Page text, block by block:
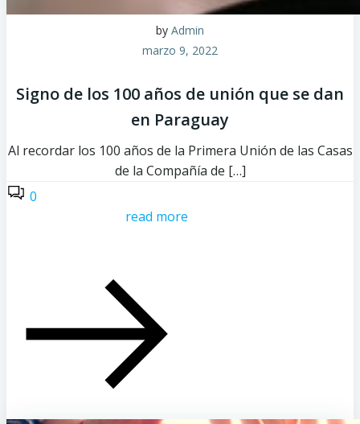
by Admin
marzo 9, 2022
Signo de los 100 años de unión que se dan
en Paraguay
Al recordar los 100 años de la Primera Unión de las Casas
de la Compañía de […]
0
read more